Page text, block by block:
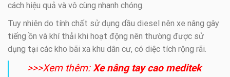
cách hiệu quả và vô cùng nhanh chóng.
Tuy nhiên do tính chất sử dụng dầu diesel nên xe nâng gây
tiếng ồn và khí thải khi hoạt động nên thường được sử
dụng tại các kho bãi xa khu dân cư, có diệc tích rộng rãi.
>>>Xem thêm:Xe nâng tay cao meditek